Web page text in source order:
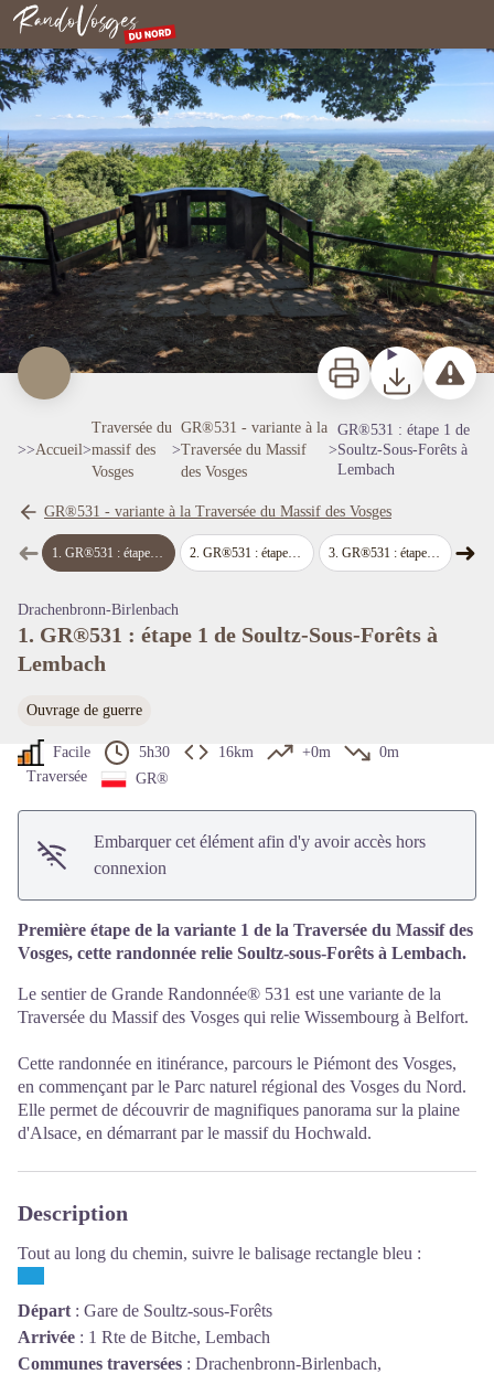
Rando Vosges du Nord
GR®531 : étape 1 de Soultz-Sous-Forêts à Lembach
Point de vue du Soultzerkopf - NT - PNRVN
Voir l'image en plein écran
ImprimerTéléchargerSignaler
>>Accueil>
Traversée du
massif des
Vosges
>
GR®531 - variante à la
Traversée du Massif
des Vosges
>
GR®531 : étape 1 de
Soultz-Sous-Forêts à
Lembach
GR®531 - variante à la Traversée du Massif des Vosges
➜Étape précédente
1. GR®531 : étape 1 de Soultz-Sous-Forêts à Lembach 2.GR®531 : étape 2 de Lembach à Niederbronn-les-Bains 3. GR®531 : étape 3 de Niederbronn-les-Bains à Lichtenberg 4.
➜
Drachenbronn-Birlenbach
1. GR®531 : étape 1 de Soultz-Sous-Forêts à
Lembach
Ouvrage de guerre
Facile 5h30 16km +0m
0m
Traversée
GR®
Embarquer cet élément afin d'y avoir accès hors
connexion
Première étape de la variante 1 de la Traversée du Massif des
Vosges, cette randonnée relie Soultz-sous-Forêts à Lembach.
Le sentier de Grande Randonnée® 531 est une variante de la
Traversée du Massif des Vosges qui relie Wissembourg à Belfort.
Cette randonnée en itinérance, parcours le Piémont des Vosges,
en commençant par le Parc naturel régional des Vosges du Nord.
Elle permet de découvrir de magnifiques panorama sur la plaine
d'Alsace, en démarrant par le massif du Hochwald.
Description
Tout au long du chemin, suivre le balisage rectangle bleu :
Départ : Gare de Soultz-sous-Forêts
Arrivée : 1 Rte de Bitche, Lembach
Communes traversées : Drachenbronn-Birlenbach,